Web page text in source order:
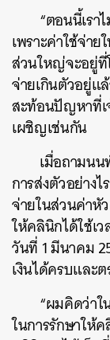
“ตอนนี้เรา
เพราะค่าใช้จ่า
ส่วนใหญ่จะอยู่ที่
จ่ายเกินตัวอยู่แ
สะท้อนปัญหาที่
เผชิญเช่นกัน
เมื่อถามนน
การส่งตัวอย่าง
จ่ายในส่วนค่าหั
ให้คลินิกได้ใช้เ
วันที่ 1 มีนาคม
เงินได้ครบและต
“ผมคิดว่า
ในการรักษาให้